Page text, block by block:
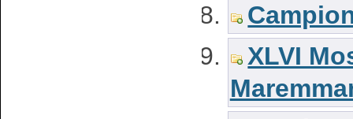
XLVI